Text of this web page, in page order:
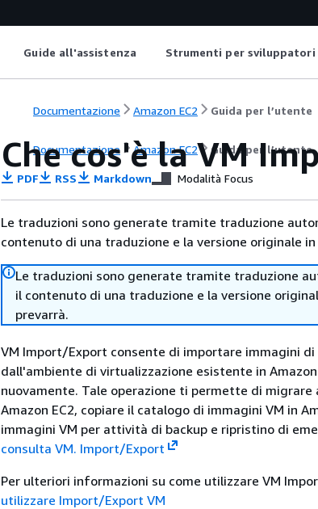
Guide all'assistenza Strumenti per sviluppatori
Documentazione Amazon EC2 Guida per l’utente
Documentazione Amazon EC2 Guida per l’utente
Che cos'è la VM
PDF RSS Markdown Modalità Focus
Le traduzioni sono generate tramite traduzione
contenuto di una traduzione e la versione originale
Le traduzioni sono generate tramite traduzione
il contenuto di una traduzione e la versione
prevarrà.
VM Import/Export consente di importare immagini di
dall'ambiente di virtualizzazione esistente in
nuovamente. Tale operazione ti permette di migrare
Amazon EC2, copiare il catalogo di immagini VM in
immagini VM per attività di backup e ripristino di
consulta VM. Import/Export
Per ulteriori informazioni su come utilizzare VM
utilizzare Import/Export VM